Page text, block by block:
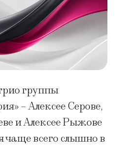
группы
– Алексее Серове,
и Алексее Рыжове
чаще всего слышно в